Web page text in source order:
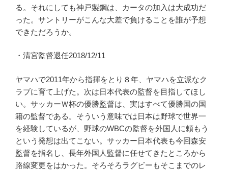
る。それにしても神戸製鋼は、カータの加入は大成功だ
った。サントリーがこんな大差で負けることを誰が予想
できただろうか。
・清宮監督退任2018/12/11
ヤマハで2011年から指揮をとり８年、ヤマハを立派なク
ラブに育て上げた。次は日本代表の監督を目指してほし
い。サッカーＷ杯の優勝監督は、実はすべて優勝国の国
籍の監督である。そういう意味では日本は野球で世界一
を経験しているが、野球のWBCの監督を外国人に頼もう
という発想は出てこない。サッカー日本代表も今回森安
監督を指名し、長年外国人監督に任せてきたところから
路線変更をはかった。そろそろラグビーもそこまでのレ